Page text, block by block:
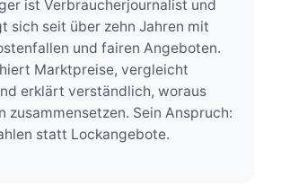
ist Verbraucherjournalist und
sich seit über zehn Jahren mit
und fairen Angeboten.
Marktpreise, vergleicht
erklärt verständlich, woraus
zusammensetzen. Sein Anspruch:
statt Lockangebote.